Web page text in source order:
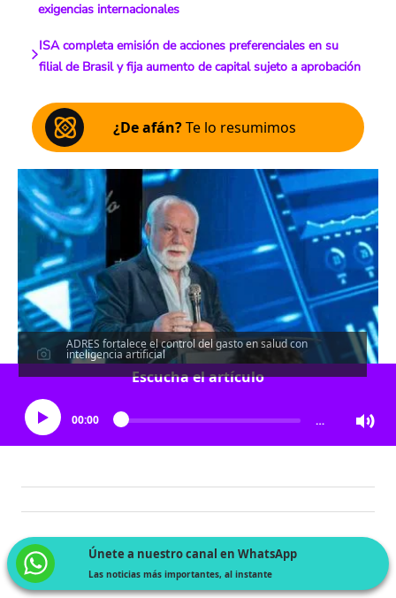
exigencias internacionales
ISA completa emisión de acciones preferenciales en su
filial de Brasil y fija aumento de capital sujeto a aprobación
¿De afán?Te lo resumimos
ADRES fortalece el control del gasto en salud con
inteligencia artificial
Escucha el artículo
00:00 …
Únete a nuestro canal en WhatsApp
Las noticias más importantes, al instante